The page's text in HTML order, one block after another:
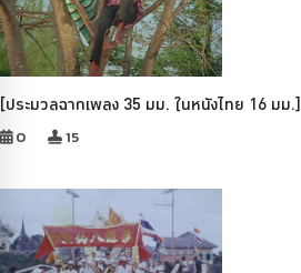
[ประมวลฉากเพลง 35 มม. ในหนังไทย 16 มม.]
0 15